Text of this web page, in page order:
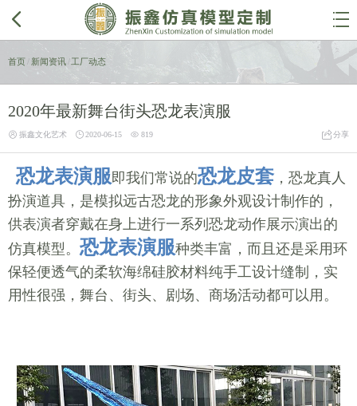
 
首页 新闻资讯/ 工厂动态
2020年最新舞台街头恐龙表演服
 振鑫文化艺术  2020-06-15  819 分享
恐龙表演服即我们常说的恐龙皮套，恐龙真人
扮演道具，是模拟远古恐龙的形象外观设计制作的，
供表演者穿戴在身上进行一系列恐龙动作展示演出的
仿真模型。 恐龙表演服种类丰富，而且还是采用环
保轻便透气的柔软海绵硅胶材料纯手工设计缝制，实
用性很强，舞台、街头、剧场、商场活动都可以用。